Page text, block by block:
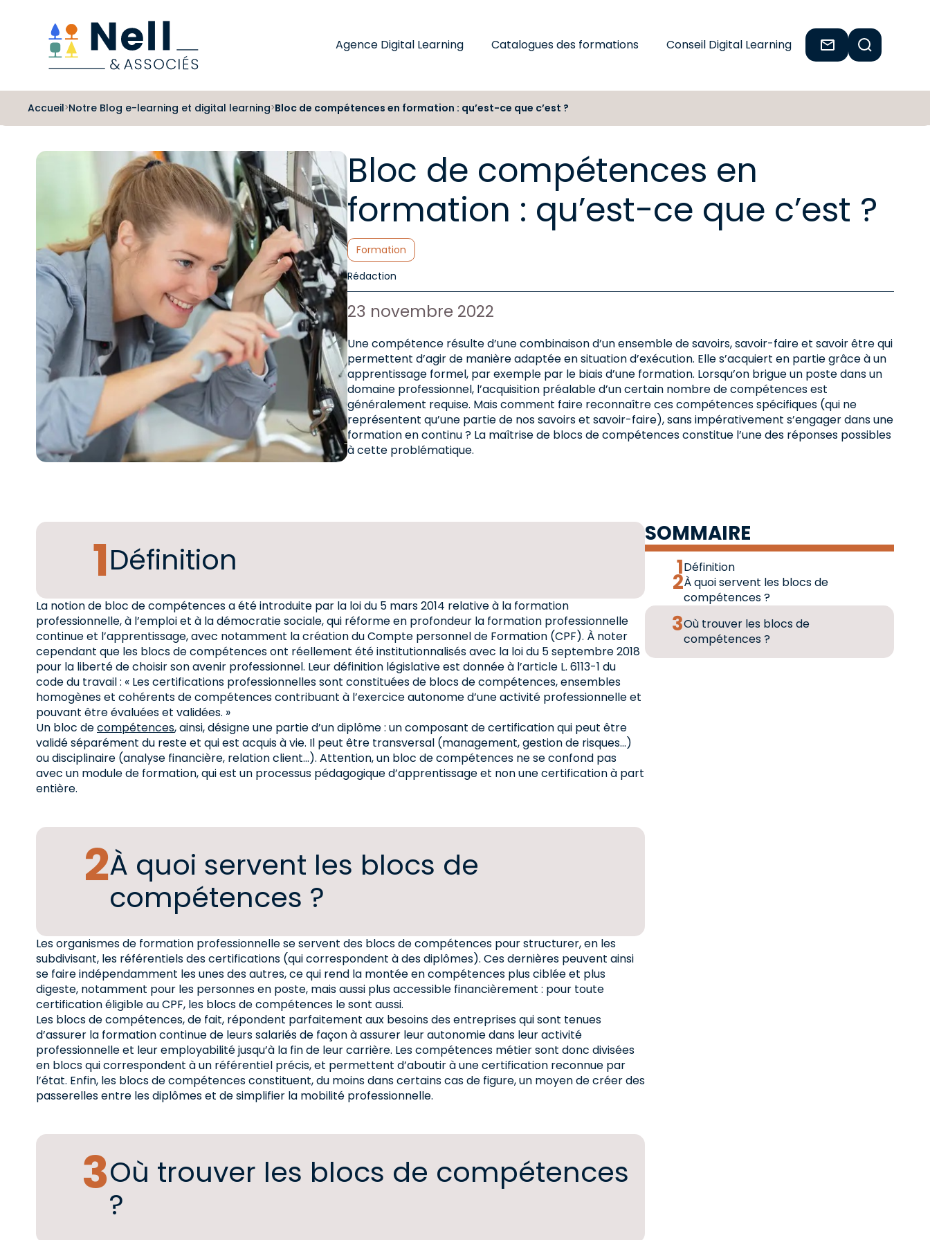
Agence Digital Learning
Catalogues des formations Conseil Digital Learning
Accueil>Notre Blog e-learning et digital learning>Bloc de compétences en formation : qu’est-ce que c’est ?
Bloc de compétences en
formation : qu’est-ce que c’est ?
Catégories :
Formation
Auteur de l'article :
Rédaction
Date de publication :
23 novembre 2022
Une compétence résulte d’une combinaison d’un ensemble de savoirs, savoir-faire et savoir être qui
permettent d’agir de manière adaptée en situation d’exécution. Elle s’acquiert en partie grâce à un
apprentissage formel, par exemple par le biais d’une formation. Lorsqu’on brigue un poste dans un
domaine professionnel, l’acquisition préalable d’un certain nombre de compétences est
généralement requise. Mais comment faire reconnaître ces compétences spécifiques (qui ne
représentent qu’une partie de nos savoirs et savoir-faire), sans impérativement s’engager dans une
formation en continu ? La maîtrise de blocs de compétences constitue l’une des réponses possibles
à cette problématique.
Définition
La notion de bloc de compétences a été introduite par la loi du 5 mars 2014 relative à la formation
professionnelle, à l’emploi et à la démocratie sociale, qui réforme en profondeur la formation professionnelle
continue et l’apprentissage, avec notamment la création du Compte personnel de Formation (CPF). À noter
cependant que les blocs de compétences ont réellement été institutionnalisés avec la loi du 5 septembre 2018
pour la liberté de choisir son avenir professionnel. Leur définition législative est donnée à l’article L. 6113-1 du
code du travail : « Les certifications professionnelles sont constituées de blocs de compétences, ensembles
homogènes et cohérents de compétences contribuant à l’exercice autonome d’une activité professionnelle et
pouvant être évaluées et validées. »
Un bloc decompétences, ainsi, désigne une partie d’un diplôme : un composant de certification qui peut être
validé séparément du reste et qui est acquis à vie. Il peut être transversal (management, gestion de risques…)
ou disciplinaire (analyse financière, relation client…). Attention, un bloc de compétences ne se confond pas
avec un module de formation, qui est un processus pédagogique d’apprentissage et non une certification à part
entière.
À quoi servent les blocs de
compétences ?
Les organismes de formation professionnelle se servent des blocs de compétences pour structurer, en les
subdivisant, les référentiels des certifications (qui correspondent à des diplômes). Ces dernières peuvent ainsi
se faire indépendamment les unes des autres, ce qui rend la montée en compétences plus ciblée et plus
digeste, notamment pour les personnes en poste, mais aussi plus accessible financièrement : pour toute
certification éligible au CPF, les blocs de compétences le sont aussi.
Les blocs de compétences, de fait, répondent parfaitement aux besoins des entreprises qui sont tenues
d’assurer la formation continue de leurs salariés de façon à assurer leur autonomie dans leur activité
professionnelle et leur employabilité jusqu’à la fin de leur carrière. Les compétences métier sont donc divisées
en blocs qui correspondent à un référentiel précis, et permettent d’aboutir à une certification reconnue par
l’état. Enfin, les blocs de compétences constituent, du moins dans certains cas de figure, un moyen de créer des
passerelles entre les diplômes et de simplifier la mobilité professionnelle.
Où trouver les blocs de compétences
?
SOMMAIRE
Définition
À quoi servent les blocs de
compétences ?
Où trouver les blocs de
compétences ?